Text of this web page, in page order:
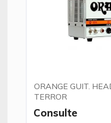
ORANGE GUIT.
TERROR
Consulte